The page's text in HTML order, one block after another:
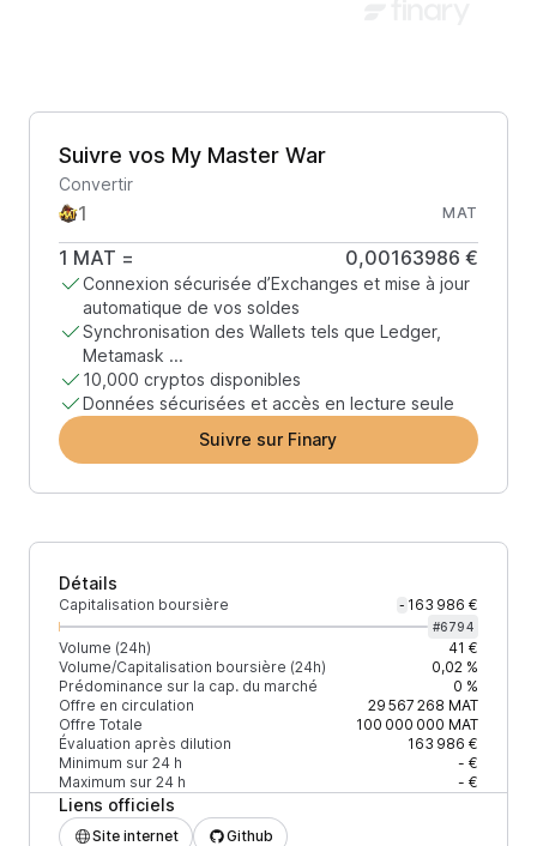
Suivre vos My Master War
Convertir
MAT
1 MAT = 0,00163986 €
Connexion sécurisée d’Exchanges et mise à jour
automatique de vos soldes
Synchronisation des Wallets tels que Ledger,
Metamask ...
10,000 cryptos disponibles
Données sécurisées et accès en lecture seule
Suivre sur Finary
Détails
Capitalisation boursière - 163 986 €
#6794
Volume (24h)
41 €
Volume/Capitalisation boursière (24h)
0,02 %
Prédominance sur la cap. du marché
0 %
Offre en circulation
29 567 268 MAT
Offre Totale
100 000 000 MAT
Évaluation après dilution
163 986 €
Minimum sur 24 h
- €
Maximum sur 24 h
- €
Liens officiels
Site internet Github